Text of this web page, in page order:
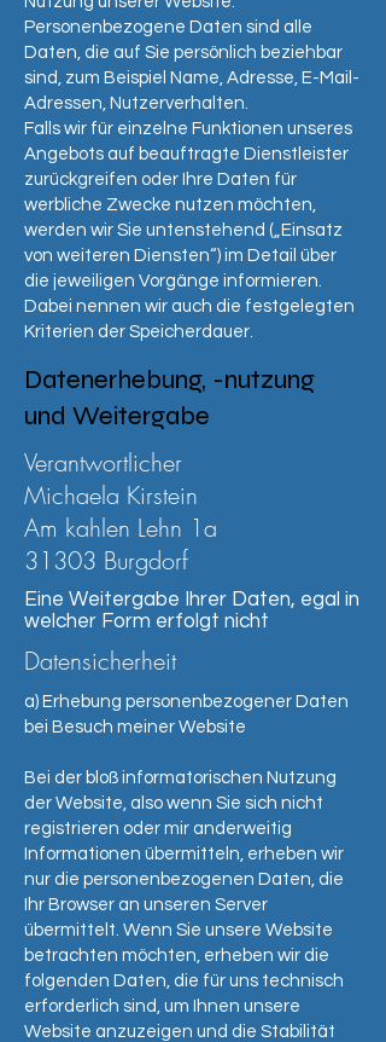
Personenbezogene Daten sind alle
Daten, die auf Sie persönlich beziehbar
sind, zum Beispiel Name, Adresse, E-Mail-
Adressen, Nutzerverhalten.
Falls wir für einzelne Funktionen unseres
Angebots auf beauftragte Dienstleister
zurückgreifen oder Ihre Daten für
werbliche Zwecke nutzen möchten,
werden wir Sie untenstehend („Einsatz
von weiteren Diensten“) im Detail über
die jeweiligen Vorgänge informieren.
Dabei nennen wir auch die festgelegten
Kriterien der Speicherdauer.
Datenerhebung, -nutzung
und Weitergabe
Verantwortlicher
Michaela Kirstein
Am kahlen Lehn 1a
31303 Burgdorf
Eine Weitergabe Ihrer Daten, egal in
welcher Form erfolgt nicht
Datensicherheit
a) Erhebung personenbezogener Daten
bei Besuch meiner Website
Bei der bloß informatorischen Nutzung
der Website, also wenn Sie sich nicht
registrieren oder mir anderweitig
Informationen übermitteln, erheben wir
nur die personenbezogenen Daten, die
Ihr Browser an unseren Server
übermittelt. Wenn Sie unsere Website
betrachten möchten, erheben wir die
folgenden Daten, die für uns technisch
erforderlich sind, um Ihnen unsere
Website anzuzeigen und die Stabilität